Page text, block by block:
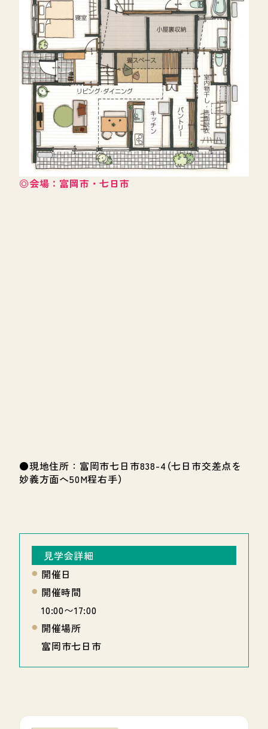
◎会場：富岡市・七日市
●現地住所：富岡市七日市838-4（七日市交差点を
妙義方面へ50M程右手）
見学会詳細
開催日
開催時間
10:00〜17:00
開催場所
富岡市七日市